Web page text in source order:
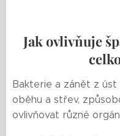
Jak ovlivňuje
Bakterie a zánět z
oběhu a střev,
ovlivňovat různé